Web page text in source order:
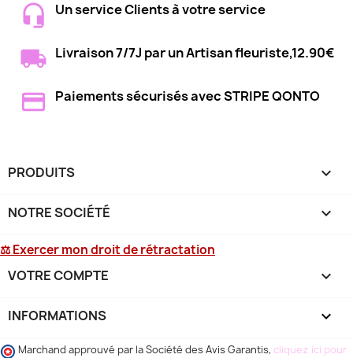
Un service Clients à votre service
Livraison 7/7J par un Artisan fleuriste,12.90€
Paiements sécurisés avec STRIPE QONTO
PRODUITS 
NOTRE SOCIÉTÉ 
⚖ Exercer mon droit de rétractation
VOTRE COMPTE 
INFORMATIONS keyboard_arrow_down
Marchand approuvé par la Société des Avis Garantis, cliquez ici pour